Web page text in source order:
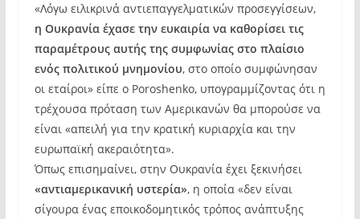
«Λόγω ειλικρινά αντιεπαγγελματικών προσεγγίσεων,
η Ουκρανία έχασε την ευκαιρία να καθορίσει τις
παραμέτρους αυτής της συμφωνίας στο πλαίσιο
ενός πολιτικού μνημονίου, στο οποίο συμφώνησαν
οι εταίροι» είπε ο Poroshenko, υπογραμμίζοντας ότι η
τρέχουσα πρόταση των Αμερικανών θα μπορούσε να
είναι «απειλή για την κρατική κυριαρχία και την
ευρωπαϊκή ακεραιότητα».
Όπως επισημαίνει, στην Ουκρανία έχει ξεκινήσει
«αντιαμερικανική υστερία», η οποία «δεν είναι
σίγουρα ένας εποικοδομητικός τρόπος ανάπτυξης